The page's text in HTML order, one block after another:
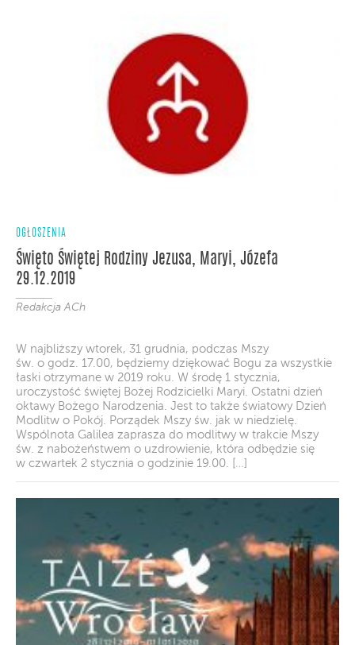
OGŁOSZENIA
Święto Świętej Rodziny Jezusa, Maryi, Józefa
29.12.2019
Redakcja ACh
W najbliższy wtorek, 31 grudnia, podczas Mszy
św. o godz. 17.00, będziemy dziękować Bogu za wszystkie
łaski otrzymane w 2019 roku. W środę 1 stycznia,
uroczystość świętej Bożej Rodzicielki Maryi. Ostatni dzień
oktawy Bożego Narodzenia. Jest to także światowy Dzień
Modlitw o Pokój. Porządek Mszy św. jak w niedzielę.
Wspólnota Galilea zaprasza do modlitwy w trakcie Mszy
św. z nabożeństwem o uzdrowienie, która odbędzie się
w czwartek 2 stycznia o godzinie 19.00. […]